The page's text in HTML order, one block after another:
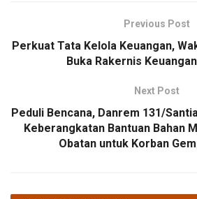
Previous Post
Perkuat Tata Kelola Keuangan,
Buka Rakernis
Next Post
Peduli Bencana, Danrem 131/
Keberangkatan Bantuan Bahan
Obatan untuk Korban